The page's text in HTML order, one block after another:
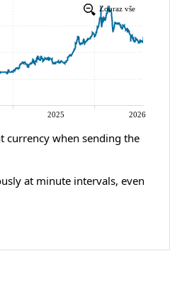
currency when sending the
at minute intervals, even